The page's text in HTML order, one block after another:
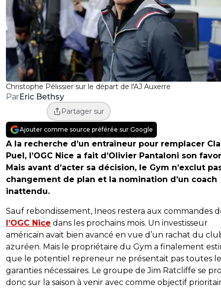
Christophe Pélissier sur le départ de l'AJ Auxerre
ParEric Bethsy
Partager sur
Ajouter comme source préférée sur Google
A la recherche d’un entraîneur pour remplacer
Puel, l’OGC Nice a fait d’Olivier Pantaloni son
Mais avant d’acter sa décision, le Gym n’exclut
changement de plan et la nomination d’un coach
inattendu.
Sauf rebondissement, Ineos restera aux commandes
l’OGC Nice dans les prochains mois. Un investisseur
américain avait bien avancé en vue d’un rachat du
azuréen. Mais le propriétaire du Gym a finalement
que le potentiel repreneur ne présentait pas toutes
garanties nécessaires. Le groupe de Jim Ratcliffe se
donc sur la saison à venir avec comme objectif